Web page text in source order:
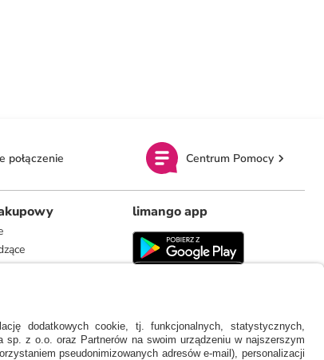
połączenie Centrum Pomocy
limango app